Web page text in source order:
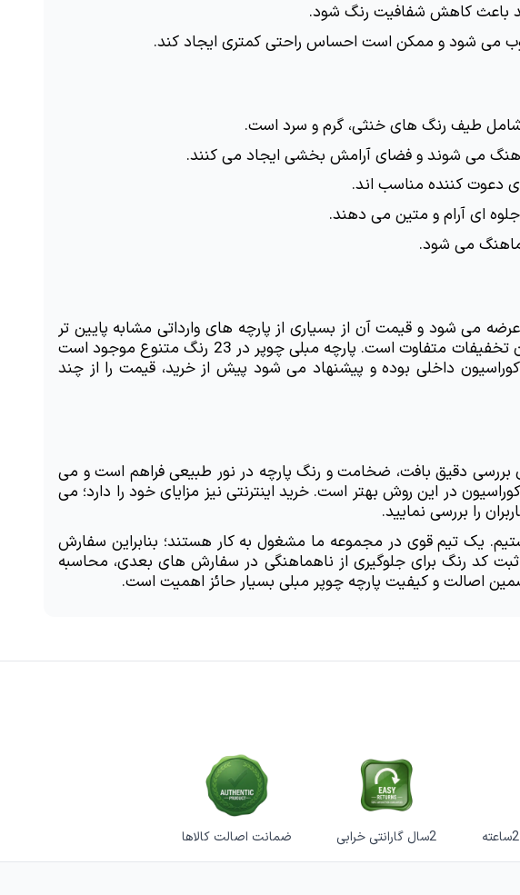
باعث کاهش شفافیت رنگ شود.
می شود و ممکن است احساس راحتی کمتری ایجاد کند.
می شوند و فضای آرامش بخشی ایجاد می کنند.
دعوت کننده مناسب اند.
ای آرام و متین می دهند.
را بررسی نمایید.
اصالت و کیفیت پارچه چوپر مبلی بسیار حائز اهمیت است.
2سال گارانتی خرابی ضمانت اصالت کالاها